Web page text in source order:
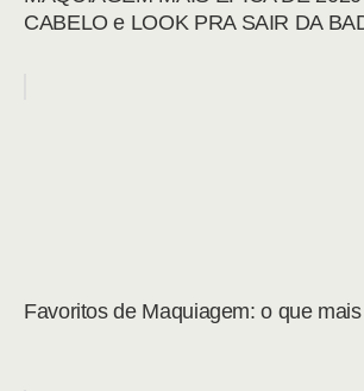
CABELO e LOOK PRA SAIR DA
Favoritos de Maquiagem: o que